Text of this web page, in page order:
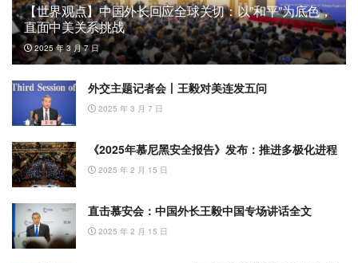
【世界观点】中国外长回应全球关切：以”和平”为底色，
直面中美关系挑战
2025 年 3 月 7 日
外交主题记者会丨王毅对美连发五问
2025 年 3 月 7 日
《2025年慕尼黑安全报告》发布：推进多极化进程
2025 年 2 月 15 日
直击慕安会：中国外长王毅中国专场讲话全文
2025 年 2 月 15 日